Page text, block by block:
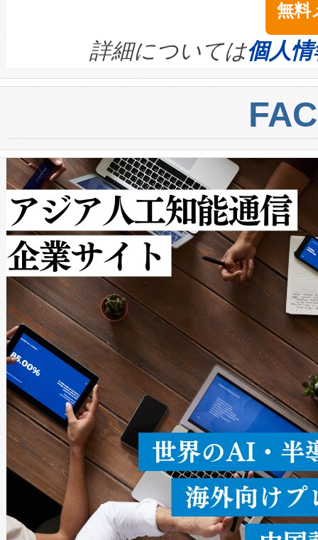
きます。この効率性は、フェ
ます。 Voltaiq provides a
quality and reliability for AI
BESS stack to ensure battery
centers. Voltaiqは、ai&のAI
からシステム統合、試運転、
クルの各段階のデータを監視
[…]
イズの小径化を実現すること
す。ノーマルモードでは、
ートル先まで検出でき、これ
トに対して約600メートルに
では、反射率10％のターゲッ
で向上し、最大検知距離は
ットだけで最大1キロメート
ルの変電所周囲を監視でき、
作業と点群処理を簡素化でき
Avia 2は、2種類のFOVオプシ
× 80°のノーマルモード、長
ードを切り替えて使用するこ
ることなく、単一のデバイス
うにします。遠距離まで届く
密度なスキャ […]
無料
詳細については個人